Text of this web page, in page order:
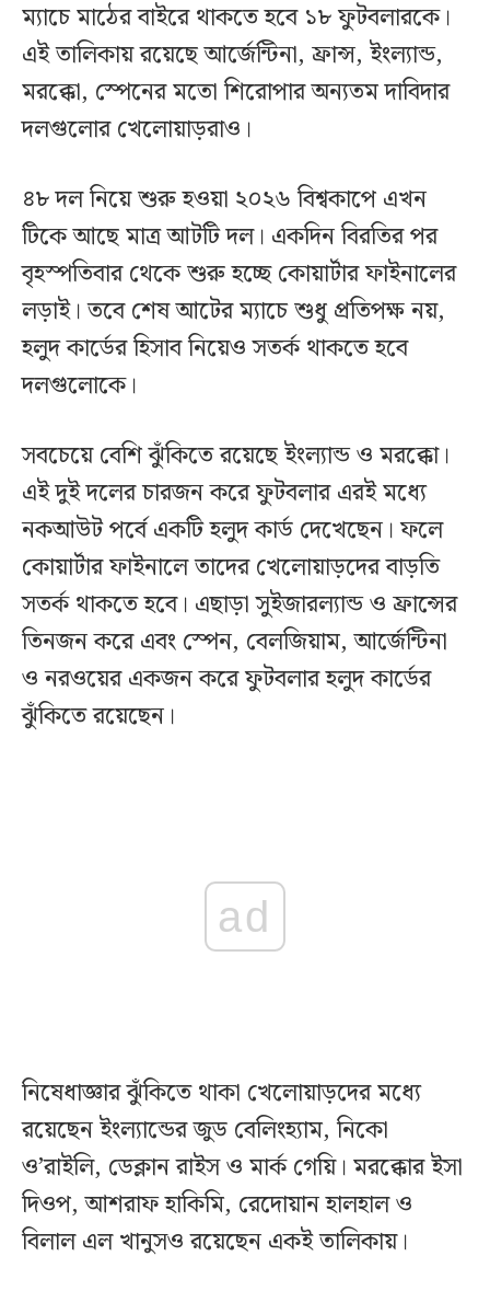
ম্যাচে মাঠের বাইরে থাকতে হবে ১৮ ফুটবলারকে।
এই তালিকায় রয়েছে আর্জেন্টিনা, ফ্রান্স, ইংল্যান্ড,
মরক্কো, স্পেনের মতো শিরোপার অন্যতম দাবিদার
দলগুলোর খেলোয়াড়রাও।
৪৮ দল নিয়ে শুরু হওয়া ২০২৬ বিশ্বকাপে এখন
টিকে আছে মাত্র আটটি দল। একদিন বিরতির পর
বৃহস্পতিবার থেকে শুরু হচ্ছে কোয়ার্টার ফাইনালের
লড়াই। তবে শেষ আটের ম্যাচে শুধু প্রতিপক্ষ নয়,
হলুদ কার্ডের হিসাব নিয়েও সতর্ক থাকতে হবে
দলগুলোকে।
সবচেয়ে বেশি ঝুঁকিতে রয়েছে ইংল্যান্ড ও মরক্কো।
এই দুই দলের চারজন করে ফুটবলার এরই মধ্যে
নকআউট পর্বে একটি হলুদ কার্ড দেখেছেন। ফলে
কোয়ার্টার ফাইনালে তাদের খেলোয়াড়দের বাড়তি
সতর্ক থাকতে হবে। এছাড়া সুইজারল্যান্ড ও ফ্রান্সের
তিনজন করে এবং স্পেন, বেলজিয়াম, আর্জেন্টিনা
ও নরওয়ের একজন করে ফুটবলার হলুদ কার্ডের
ঝুঁকিতে রয়েছেন।
ad
নিষেধাজ্ঞার ঝুঁকিতে থাকা খেলোয়াড়দের মধ্যে
রয়েছেন ইংল্যান্ডের জুড বেলিংহ্যাম, নিকো
ও’রাইলি, ডেক্লান রাইস ও মার্ক গেয়ি। মরক্কোর ইসা
দিওপ, আশরাফ হাকিমি, রেদোয়ান হালহাল ও
বিলাল এল খানুসও রয়েছেন একই তালিকায়।